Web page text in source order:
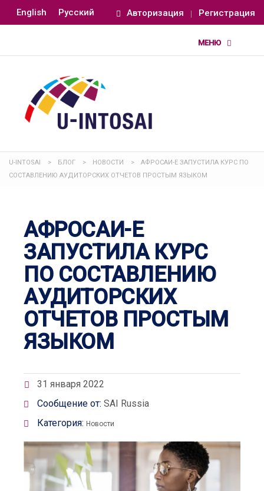
English Русский Авторизация Регистрация
U-INTOSAI > БЛОГ > НОВОСТИ >
АФРОСАИ-Е ЗАПУСТИЛА КУРС ПО
СОСТАВЛЕНИЮ АУДИТОРСКИХ ОТЧЕТОВ ПРОСТЫМ ЯЗЫКОМ
АФРОСАИ-Е
ЗАПУСТИЛА КУРС
ПО СОСТАВЛЕНИЮ
АУДИТОРСКИХ
ОТЧЕТОВ ПРОСТЫМ
ЯЗЫКОМ
31 января 2022
Сообщение от: SAI Russia
Категория: Новости